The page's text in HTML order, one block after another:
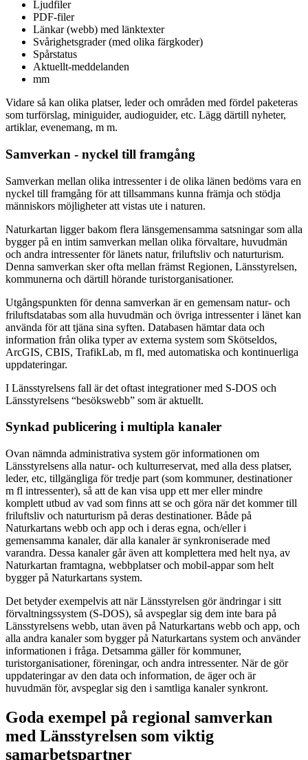
Ljudfiler
PDF-filer
Länkar (webb) med länktexter
Svårighetsgrader (med olika färgkoder)
Spårstatus
Aktuellt-meddelanden
mm
Vidare så kan olika platser, leder och områden med fördel paketeras
som turförslag, miniguider, audioguider, etc. Lägg därtill nyheter,
artiklar, evenemang, m m.
Samverkan - nyckel till framgång
Samverkan mellan olika intressenter i de olika länen bedöms vara en
nyckel till framgång för att tillsammans kunna främja och stödja
människors möjligheter att vistas ute i naturen.
Naturkartan ligger bakom flera länsgemensamma satsningar som alla
bygger på en intim samverkan mellan olika förvaltare, huvudmän
och andra intressenter för länets natur, friluftsliv och naturturism.
Denna samverkan sker ofta mellan främst Regionen, Länsstyrelsen,
kommunerna och därtill hörande turistorganisationer.
Utgångspunkten för denna samverkan är en gemensam natur- och
friluftsdatabas som alla huvudmän och övriga intressenter i länet kan
använda för att tjäna sina syften. Databasen hämtar data och
information från olika typer av externa system som Skötseldos,
ArcGIS, CBIS, TrafikLab, m fl, med automatiska och kontinuerliga
uppdateringar.
I Länsstyrelsens fall är det oftast integrationer med S-DOS och
Länsstyrelsens “besökswebb” som är aktuellt.
Synkad publicering i multipla kanaler
Ovan nämnda administrativa system gör informationen om
Länsstyrelsens alla natur- och kulturreservat, med alla dess platser,
leder, etc, tillgängliga för tredje part (som kommuner, destinationer
m fl intressenter), så att de kan visa upp ett mer eller mindre
komplett utbud av vad som finns att se och göra när det kommer till
friluftsliv och naturturism på deras destinationer. Både på
Naturkartans webb och app och i deras egna, och/eller i
gemensamma kanaler, där alla kanaler är synkroniserade med
varandra. Dessa kanaler går även att komplettera med helt nya, av
Naturkartan framtagna, webbplatser och mobil-appar som helt
bygger på Naturkartans system.
Det betyder exempelvis att när Länsstyrelsen gör ändringar i sitt
förvaltningssystem (S-DOS), så avspeglar sig dem inte bara på
Länsstyrelsens webb, utan även på Naturkartans webb och app, och
alla andra kanaler som bygger på Naturkartans system och använder
informationen i fråga. Detsamma gäller för kommuner,
turistorganisationer, föreningar, och andra intressenter. När de gör
uppdateringar av den data och information, de äger och är
huvudmän för, avspeglar sig den i samtliga kanaler synkront.
Goda exempel på regional samverkan
med Länsstyrelsen som viktig
samarbetspartner